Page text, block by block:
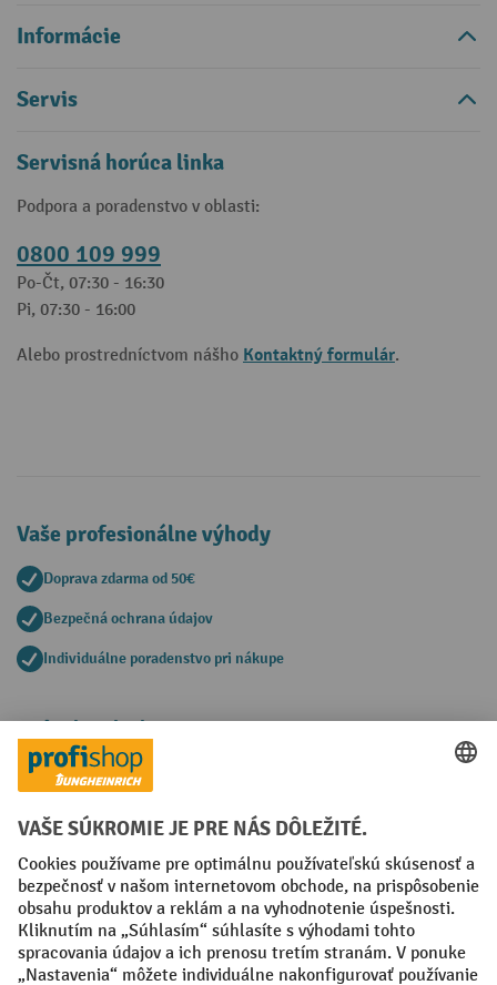
Informácie
Servis
Servisná horúca linka
Podpora a poradenstvo v oblasti:
0800 109 999
Po-Čt, 07:30 - 16:30
Pi, 07:30 - 16:00
Alebo prostredníctvom nášho Kontaktný formulár.
Vaše profesionálne výhody
Doprava zdarma od 50€
Bezpečná ochrana údajov
Individuálne poradenstvo pri nákupe
Spôsoby platby
Creditcard (Master)Creditcard (Visa)
Faktúra Predplatba
Sociálne siete
Facebook
YouTube
LinkedIn